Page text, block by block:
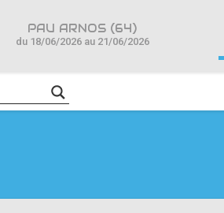
PAU ARNOS (64)
du 18/06/2026 au 21/06/2026